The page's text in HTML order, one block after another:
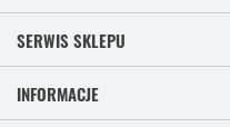
SERWIS SKLEPU
INFORMACJE